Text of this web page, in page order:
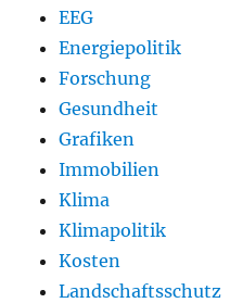
EEG
Energiepolitik
Forschung
Gesundheit
Grafiken
Immobilien
Klima
Klimapolitik
Kosten
Landschaftsschutz